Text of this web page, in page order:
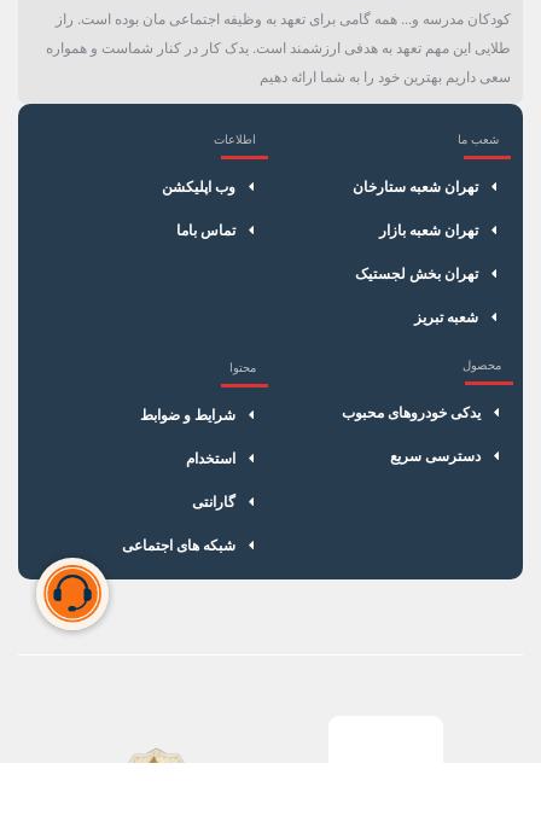
کودکان مدرسه و... همه گامی برای تعهد به وظیفه اجتماعی مان بوده است. راز
طلایی این مهم تعهد به هدفی ارزشمند است. یدک کار در کنار شماست و همواره
سعی داریم بهترین خود را به شما ارائه دهیم
شعب ما
تهران شعبه ستارخان
تهران شعبه بازار
تهران بخش لجستیک
شعبه تبریز
اطلاعات
وب اپلیکشن
تماس باما
محصول
یدکی خودروهای محبوب
دسترسی سریع
محتوا
شرایط و ضوابط
استخدام
گارانتی
شبکه های اجتماعی
×